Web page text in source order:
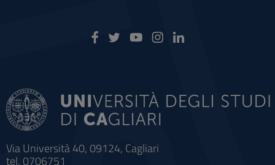
Via Università 40, 09124, Cagliari
tel. 0706751